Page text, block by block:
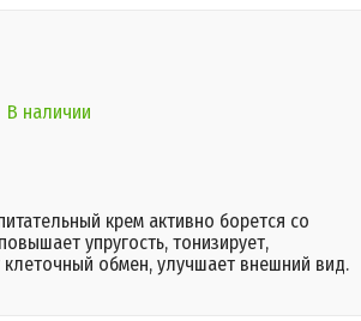
В наличии
крем активно борется со
упругость, тонизирует,
клеточный обмен, улучшает внешний вид.